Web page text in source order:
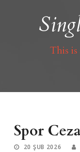
This
Spor
20 ŞUB 2026